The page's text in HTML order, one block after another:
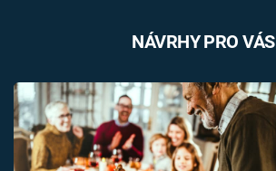
NÁVRHY PRO VÁS